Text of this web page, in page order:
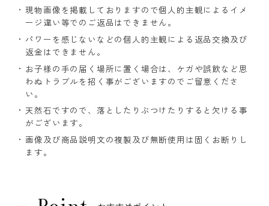
現物画像を掲載しておりますので個人的主観によるイメ
ージ違い等でのご返品はできません。
パワーを感じないなどの個人的主観による返品交換及び
返金はできません。
お子様の手の届く場所に置く場合は、ケガや誤飲など思
わぬトラブルを招く事がございますのでご留意くださ
い。
天然石ですので、落としたりぶつけたりすると欠ける事
がございます。
画像及び商品説明文の複製及び無断使用は固くお断りし
ます。